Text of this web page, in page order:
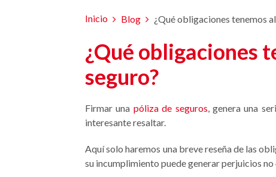
Inicio Blog ¿Qué obligaciones tenemos
¿Qué obligaciones
seguro?
Firmar una póliza de seguros, genera una
interesante resaltar.
Aquí solo haremos una breve reseña de las
su incumplimiento puede generar perjuicios no